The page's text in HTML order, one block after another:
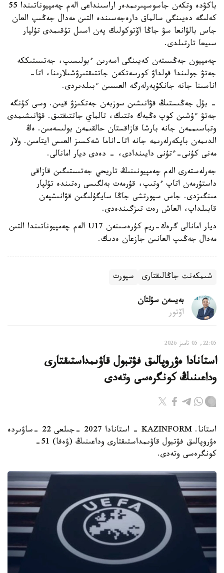
باكۋدە وتكەن جاسوسپىرىمدەر اراسىنداعى الەم چەمپيوناتىندا 55
كەلىگە دەيىنگى سالماق دارەجەسىندە التىن مەدال جەڭىپ العان
جاس بالۋانعا سۋ جاڭا اۆتوكولىك پەن اسىل تۇقىمدى تۇلپار
سىيعا تارتىلدى.
چەمپيون جەڭىستەن كەيىنگى اسەرىن ءبولىسىپ، جەتىستىككە
جەتۋ جولىندا قولداۋ كورسەتكەن جاتتىقتىرۋشىلارىنا، اتا-
اناسىنا جانە جانكۇيەرلەرگە العىسىن ءبىلدىردى.
- بۇل جەڭىستىڭ قۋانىشىن سوزبەن جەتكىزۋ قيىن. وسى كۇنگە
جەتۋ ءۇشىن كوپ ەڭبەك ەتتىك، تالماي جاتتىقتىق. قۋانىشىمدى
وتباسىممەن جانە بارشا قازاقستان حالقىمەن بولىسەمىن. ەڭ
الدىمەن باپكەرلەرىمە جانە اتا-اناما شەكسىز العىس ايتامىن. ولار
مەنى كۇنى-ءتۇنى دايىندادى، - دەدى ديار امانالى.
جەرلەستەرى الەم چەمپيونىنىڭ تاريحي جەتىستىگىن قازاقى
داستۇرمەن اتاپ ءوتىپ، قۇرمەت بەلگىسى رەتىندە تۇلپار
مىنگىزدى. جاس سپورتشى جاڭا سايگۇلىگىن قۋانىشپەن
قابىلداپ، العاش رەت تىزگىندەدى.
ديار امانالى گرەك-ريم كۇرەسىنەن U17 الەم چەمپيوناتىندا التىن
مەدال جەڭىپ العانىن جازعان ەدىك.
شىمكەنت جاڭالىقتارى سپورت
بەيسەن سۇلتان
اۆتور
22:05, 05 تامىز 2026
استانادا ەۋروپالىق فۋتبول قاۋىمداستىقتارى
وداعىنىڭ كونگرەسى وتەدى
استانا. KAZINFORM - استانادا 2027 -جىلعى 22 -ساۋىردە
ەۋروپالىق فۋتبول قاۋىمداستىقتارى وداعىنىڭ (ۋەفا) 51-
كونگرەسى وتەدى.